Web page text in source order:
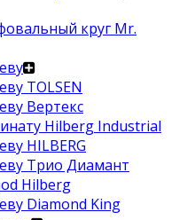
круг Mr.
TOLSEN
Вертекс
Hilberg Industrial
HILBERG
Трио Диамант
Hilberg
Diamond King